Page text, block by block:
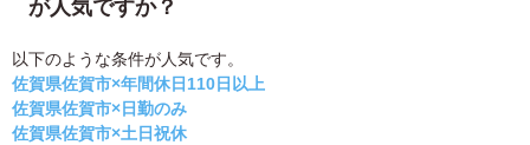
が人気ですか？
以下のような条件が人気です。
佐賀県佐賀市×年間休日110日以上
佐賀県佐賀市×日勤のみ
佐賀県佐賀市×土日祝休